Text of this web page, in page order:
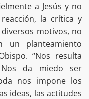
a Jesús y no
la crítica y
motivos, no
un planteamiento
“Nos resulta
da miedo ser
nos impone los
ideas, las actitudes